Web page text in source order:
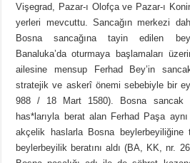
Vişegrad, Pazar-ı Olofça ve Pazar-ı
yerleri mevcuttu. Sancağın merkezi
Bosna sancağına tayin edilen
Banaluka’da oturmaya başlamaları
ailesine mensup Ferhad Bey’in
stratejik ve askerî önemi sebebiyle bir
988 / 18 Mart 1580). Bosna sancak
has*larıyla berat alan Ferhad Paşa
akçelik haslarla Bosna
beylerbeyilik beratını aldı (BA, KK, nr.